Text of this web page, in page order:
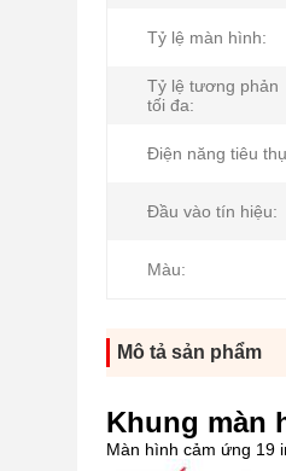
Tỷ lệ màn hình:
Tỷ lệ tương phản
tối đa:
Điện năng tiêu
Đầu vào tín hiệu:
Màu:
Mô tả sản phẩm
Khung màn
Màn hình cảm ứng 19